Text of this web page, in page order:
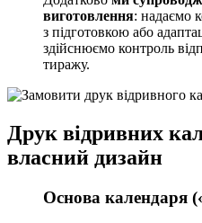
виготовлення: надаємо
з підготовкою або
здійснюємо контроль
тиражу.
Друк відривних
власний дизайн
Основа календаря